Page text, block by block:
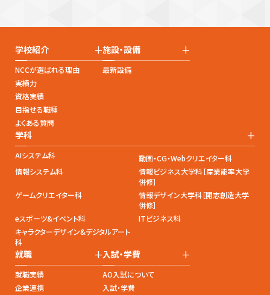
学校紹介 +
NCCが選ばれる理由
実績力
資格実績
目指せる職種
よくある質問
施設・設備 +
最新設備
学科 +
AIシステム科
動画・CG・Webクリエイター科
情報システム科
情報ビジネス大学科［産業能率大学
併修］
ゲームクリエイター科
情報デザイン大学科［開志創造大学
併修］
eスポーツ&イベント科
ITビジネス科
キャラクターデザイン&デジタルアート
科
就職 +
就職実績
企業連携
入試・学費 +
AO入試について
入試・学費